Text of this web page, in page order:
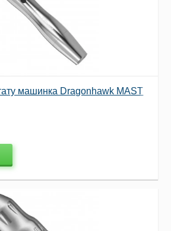
машинка Dragonhawk MAST